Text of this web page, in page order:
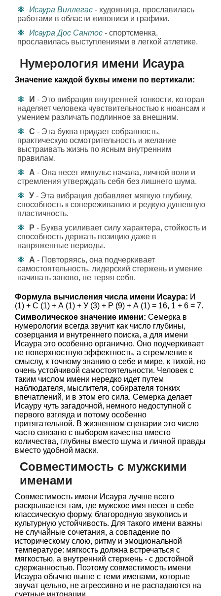
Исаура Виллегас - художница, прославилась
работами в области живописи и графики.
Исаура Дос Сантос - спортсменка,
прославилась выступлениями в легкой атлетике.
Нумерология имени Исаура
Значение каждой буквы имени по вертикали:
И - Это вибрация внутренней тонкости, которая
наделяет человека чувствительностью к нюансам и
умением различать подлинное за внешним.
С - Эта буква придает собранность,
практическую осмотрительность и желание
выстраивать жизнь по ясным внутренним
правилам.
А - Она несет импульс начала, личной воли и
стремления утверждать себя без лишнего шума.
У - Эта вибрация добавляет мягкую глубину,
способность к сопереживанию и редкую душевную
пластичность.
Р - Буква усиливает силу характера, стойкость и
способность держать позицию даже в
напряженные периоды.
А - Повторяясь, она подчеркивает
самостоятельность, лидерский стержень и умение
начинать заново, не теряя себя.
Формула вычисления числа имени Исаура: И
(1) + С (1) + А (1) + У (3) + Р (9) + А (1) = 16, 1 + 6 = 7.
Символическое значение имени: Семерка в
нумерологии всегда звучит как число глубины,
созерцания и внутреннего поиска, а для имени
Исаура это особенно органично. Оно подчеркивает
не поверхностную эффектность, а стремление к
смыслу, к точному знанию о себе и мире, к тихой, но
очень устойчивой самостоятельности. Человек с
таким числом имени нередко идет путем
наблюдателя, мыслителя, собирателя тонких
впечатлений, и в этом его сила. Семерка делает
Исауру чуть загадочной, немного недоступной с
первого взгляда и потому особенно
притягательной. В жизненном сценарии это число
часто связано с выбором качества вместо
количества, глубины вместо шума и личной правды
вместо удобной маски.
Совместимость с мужскими
именами
Совместимость имени Исаура лучше всего
раскрывается там, где мужское имя несет в себе
классическую форму, благородную звукопись и
культурную устойчивость. Для такого имени важны
не случайные сочетания, а совпадение по
историческому слою, ритму и эмоциональной
температуре: мягкость должна встречаться с
мягкостью, а внутренний стержень - с достойной
сдержанностью. Поэтому совместимость имени
Исаура обычно выше с теми именами, которые
звучат цельно, не агрессивно и не распадаются на
суетные интонации.